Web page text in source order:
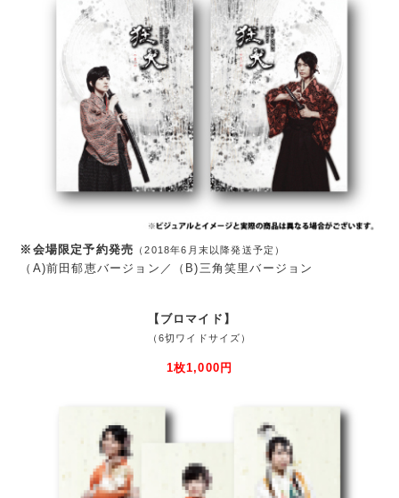
※会場限定予約発売 （2018年6月末以降発送予定）
（A)前田郁恵バージョン／（B)三角笑里バージョン
【ブロマイド】
（6切ワイドサイズ）
1枚1,000円